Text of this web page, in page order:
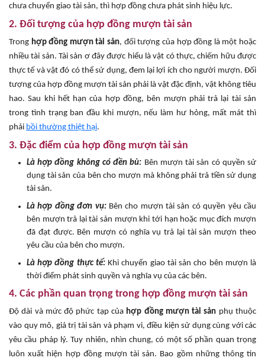
chưa chuyển giao tài sản, thì hợp đồng chưa phát sinh hiệu lực.
2. Đối tượng của hợp đồng mượn tài sản
Trong hợp đồng mượn tài sản, đối tượng của hợp đồng là một hoặc
nhiều tài sản. Tài sản ơ đây được hiểu là vật có thực, chiếm hữu được
thực tế và vật đó có thể sử dụng, đem lại lợi ích cho người mượn. Đối
tượng của hợp đồng mượn tài sản phải là vật đặc định, vật không tiêu
hao. Sau khi hết hạn của hợp đồng, bên mượn phải trả lại tài sản
trong tình trạng ban đầu khi mượn, nếu làm hư hỏng, mất mát thì
phải bồi thường thiệt hại.
3. Đặc điểm của hợp đồng mượn tài sản
Là hợp đồng không có đền bù: Bên mượn tài sản có quyền sử
dụng tài sản của bên cho mượn mà không phải trả tiền sử dụng
tài sản.
Là hợp đồng đơn vụ:Bên cho mượn tài sản có quyền yêu cầu
bên mượn trả lại tài sản mượn khi tới hạn hoặc mục đích mượn
đã đạt được. Bên mượn có nghĩa vụ trả lại tài sản mượn theo
yêu cầu của bên cho mượn.
Là hợp đồng thực tế: Khi chuyển giao tài sản cho bên mượn là
thời điểm phát sinh quyền và nghĩa vụ của các bên.
4. Các phần quan trọng trong hợp đồng mượn tài sản
Độ dài và mức độ phức tạp của hợp đồng mượn tài sản phụ thuộc
vào quy mô, giá trị tài sản và phạm vi, điều kiện sử dụng cùng với các
yêu cầu pháp lý. Tuy nhiên, nhìn chung, có một số phần quan trọng
luôn xuất hiện hợp đồng mượn tài sản. Bao gồm những thông tin